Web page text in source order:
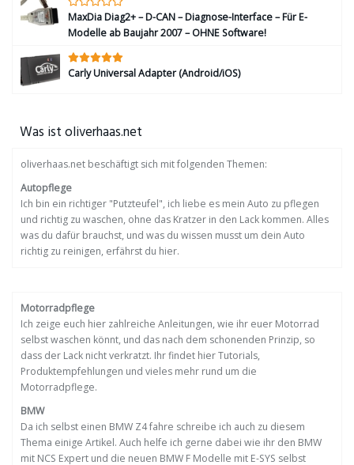
MaxDia Diag2+ – D-CAN – Diagnose-Interface – Für E-
Modelle ab Baujahr 2007 – OHNE Software!
Carly Universal Adapter (Android/iOS)
Was ist oliverhaas.net
oliverhaas.net beschäftigt sich mit folgenden Themen:
Autopflege
Ich bin ein richtiger "Putzteufel", ich liebe es mein Auto zu pflegen
und richtig zu waschen, ohne das Kratzer in den Lack kommen. Alles
was du dafür brauchst, und was du wissen musst um dein Auto
richtig zu reinigen, erfährst du hier.
Motorradpflege
Ich zeige euch hier zahlreiche Anleitungen, wie ihr euer Motorrad
selbst waschen könnt, und das nach dem schonenden Prinzip, so
dass der Lack nicht verkratzt. Ihr findet hier Tutorials,
Produktempfehlungen und vieles mehr rund um die
Motorradpflege.
BMW
Da ich selbst einen BMW Z4 fahre schreibe ich auch zu diesem
Thema einige Artikel. Auch helfe ich gerne dabei wie ihr den BMW
mit NCS Expert und die neuen BMW F Modelle mit E-SYS selbst